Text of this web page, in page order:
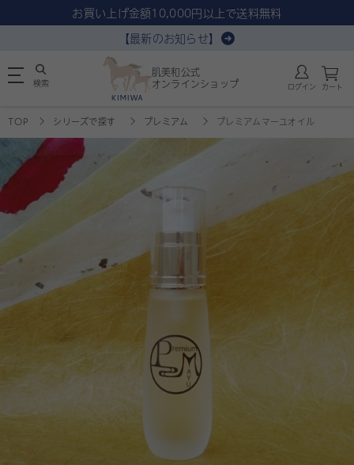
お買い上げ金額10,000円以上で送料無料
【最新のお知らせ】
肌美和公式
オンラインショップ
検索 ログイン カート
TOP シリーズで探す プレミアム プレミアムマーユオイル